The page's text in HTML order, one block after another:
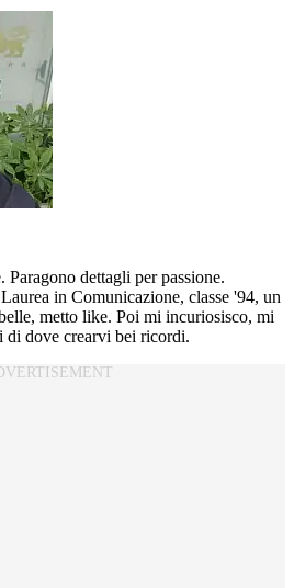
Paragono dettagli per passione.
in Comunicazione, classe '94, un
metto like. Poi mi incuriosisco, mi
di dove crearvi bei ricordi.